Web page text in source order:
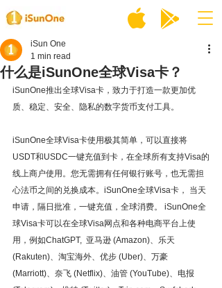
什么是iSunOne全球Visa卡？
iSun One
1 min read
iSunOne推出全球Visa卡，致力于打造一款更加优
质、稳定、安全、隐私的数字货币支付工具。
iSunOne全球Visa卡使用极其简单，可以直接将
USDT和USDC一键充值到卡，在全球所有支持Visa的
线上商户使用。您无需拥有任何银行账号，也无需担
心法币之间的兑换成本。iSunOne全球Visa卡， 当天
申请，隔日批准，一键充值，全球消费。 iSunOne全
球Visa卡可以在全球Visa网点和各种电商平台上使
用，例如ChatGPT,  亚马逊 (Amazon)、乐天
(Rakuten)、淘宝海外、优步 (Uber)、万豪
(Marriott)、奈飞 (Netflix)、油管 (YouTube)、电报